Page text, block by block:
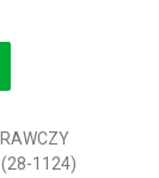
1124)